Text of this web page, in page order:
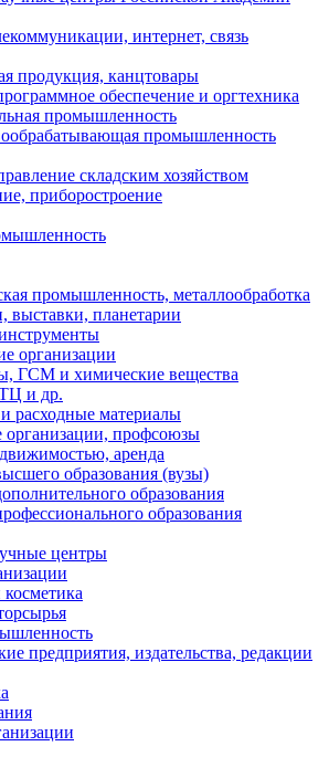
интернет, связь
продукция, канцтовары
обеспечение и оргтехника
промышленность
промышленность
складским хозяйством
приборостроение
промышленность, металлообработка
выставки, планетарии
организации
ГСМ и химические вещества
и др.
расходные материалы
профсоюзы
аренда
образования (вузы)
образования
образования
центры
предприятия, издательства, редакции